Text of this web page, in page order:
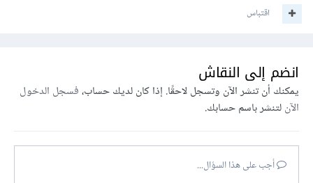
اقتباس
انضم إلى النقاش
يمكنك أن تنشر الآن وتسجل لاحقًا. إذا كان لديك حساب،فسجل الدخول
الآنلتنشر باسم حسابك.
أجب على هذا السؤال...